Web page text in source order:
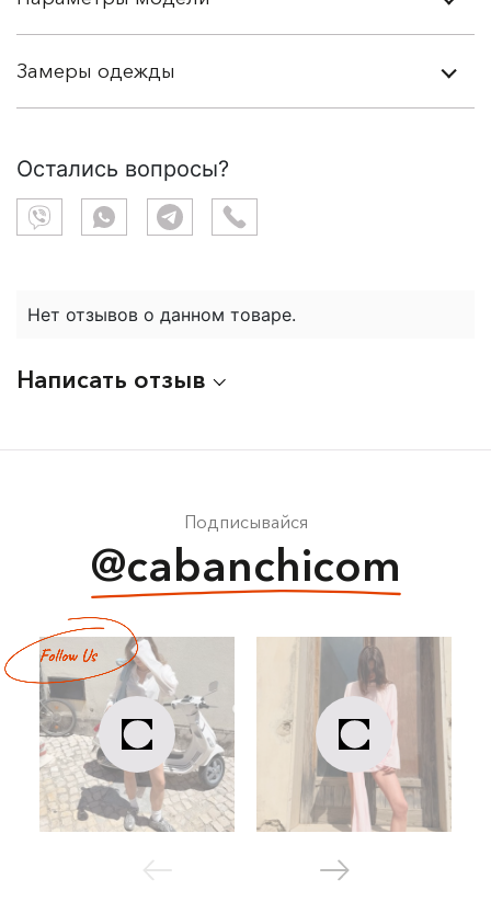
Замеры одежды
Остались вопросы?
Нет отзывов о данном товаре.
Написать отзыв
Подписывайся
@cabanchicom